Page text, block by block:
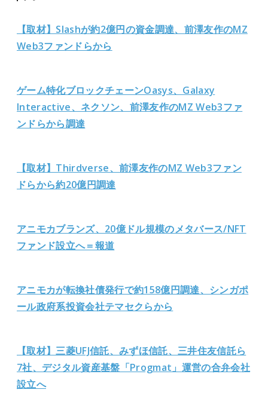
【取材】Slashが約2億円の資金調達、前澤友作のMZ
Web3ファンドらから
ゲーム特化ブロックチェーンOasys、Galaxy
Interactive、ネクソン、前澤友作のMZ Web3ファ
ンドらから調達
【取材】Thirdverse、前澤友作のMZ Web3ファン
ドらから約20億円調達
アニモカブランズ、20億ドル規模のメタバース/NFT
ファンド設立へ＝報道
アニモカが転換社債発行で約158億円調達、シンガポ
ール政府系投資会社テマセクらから
【取材】三菱UFJ信託、みずほ信託、三井住友信託ら
7社、デジタル資産基盤「Progmat」運営の合弁会社
設立へ